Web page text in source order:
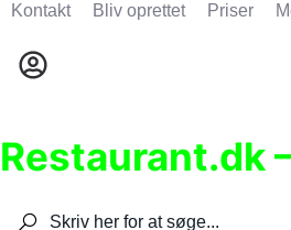
Kontakt Bliv oprettet Priser
Restaurant.dk